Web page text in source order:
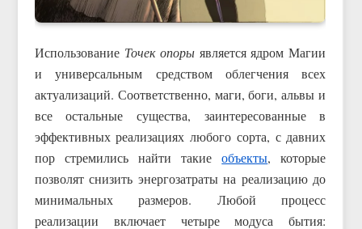
Использование Точек опорыявляется ядром Магии
и универсальным средством облегчения всех
актуализаций. Соответственно, маги, боги, альвы и
все остальные существа, заинтересованные в
эффективных реализациях любого сорта, с давних
пор стремились найти такиеобъекты, которые
позволят снизить энергозатраты на реализацию до
минимальных размеров. Любой процесс
реализации включает четыре модуса бытия: